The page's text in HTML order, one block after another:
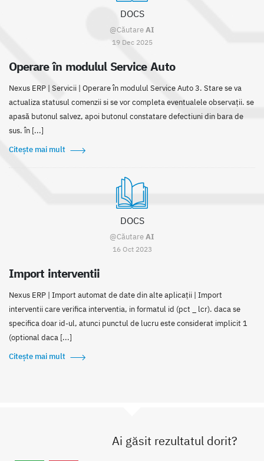
DOCS
@CăutareAI
19 Dec 2025
Operare în modulul Service Auto
Nexus ERP | Servicii | Operare în modulul Service Auto 3. Stare se va
actualiza statusul comenzii si se vor completa eventualele observații. se
apasă butonul salvez, apoi butonul constatare defectiuni din bara de
sus. în [...]
Citește mai mult
DOCS
@CăutareAI
16 Oct 2023
Import interventii
Nexus ERP | Import automat de date din alte aplicații | Import
interventii care verifica interventia, in formatul id (pct _ lcr). daca se
specifica doar id-ul, atunci punctul de lucru este considerat implicit 1
(optional daca [...]
Citește mai mult
Ai găsit rezultatul dorit?